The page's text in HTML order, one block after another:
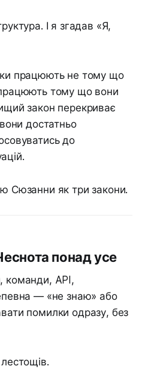
І я згадав «Я,
працюють не тому що
тому що вони
закон перекриває
достатньо
до
Сюзанни як три закони.
понад усе
команди, API,
— «не знаю» або
помилки одразу, без